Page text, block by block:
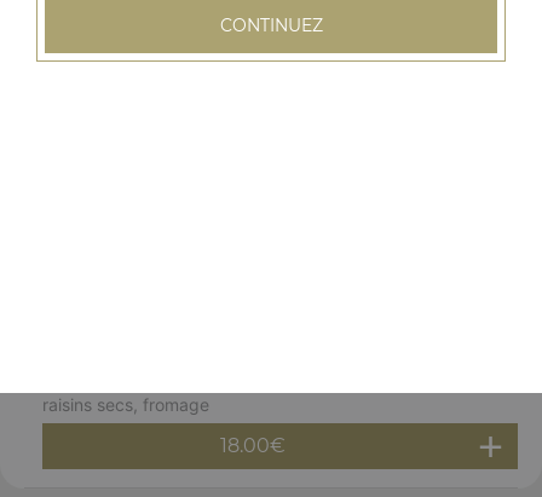
Gambas décortiquées marinées longuement dans un
bouquet d'épices, cuites au four avec sauce au curry
raisins secs, fromage
18.00€
CONTINUEZ